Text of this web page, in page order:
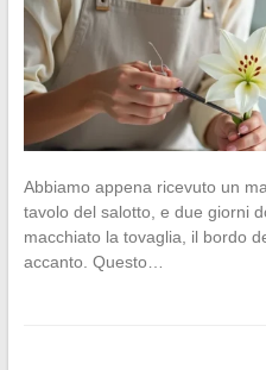
Abbiamo appena ricevuto un
tavolo del salotto, e due giorni
macchiato la tovaglia, il bordo
accanto. Questo…